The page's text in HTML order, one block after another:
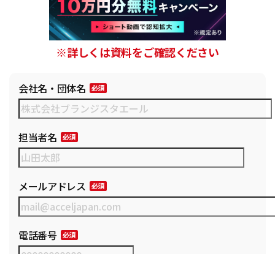
※詳しくは資料をご確認ください
会社名・団体名
担当者名
メールアドレス
電話番号